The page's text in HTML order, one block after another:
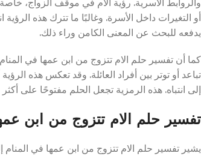
أو التغيرات داخل الأسرة. وغالبًا ما تترك هذه
يدفعه للبحث عن المعنى الكامن وراء ذلك.
كما أن تفسير حلم الام تتزوج من ابن عمها في
تباعد أو توتر بين أفراد العائلة. وقد تعكس هذه
إلى انتباه. هذه الرمزية تجعل الحلم مفتوحًا على
تفسير حلم الام تتزوج من ابن
يشير تفسير حلم الام تتزوج من ابن عمها في المنام